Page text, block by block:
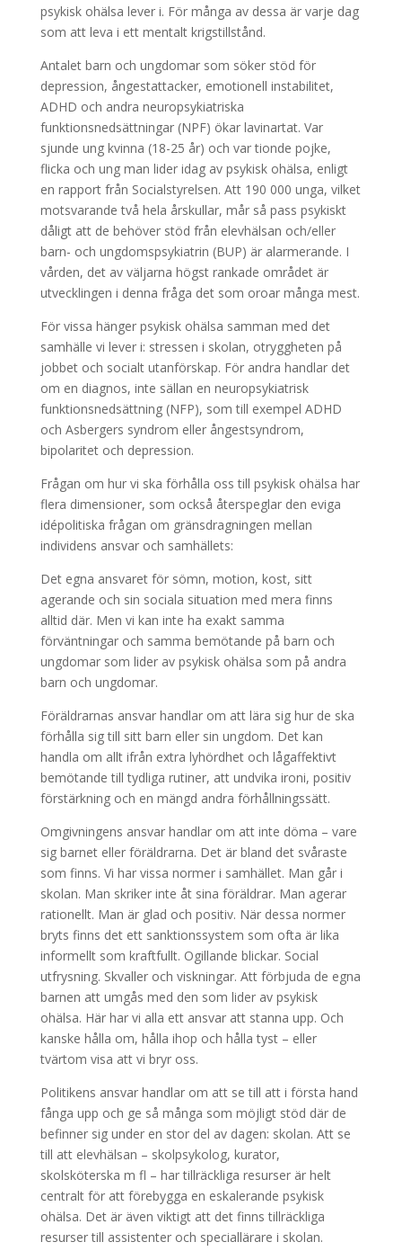
psykisk ohälsa lever i. För många av dessa är varje dag
som att leva i ett mentalt krigstillstånd.
Antalet barn och ungdomar som söker stöd för
depression, ångestattacker, emotionell instabilitet,
ADHD och andra neuropsykiatriska
funktionsnedsättningar (NPF) ökar lavinartat. Var
sjunde ung kvinna (18-25 år) och var tionde pojke,
flicka och ung man lider idag av psykisk ohälsa, enligt
en rapport från Socialstyrelsen. Att 190 000 unga, vilket
motsvarande två hela årskullar, mår så pass psykiskt
dåligt att de behöver stöd från elevhälsan och/eller
barn- och ungdomspsykiatrin (BUP) är alarmerande. I
vården, det av väljarna högst rankade området är
utvecklingen i denna fråga det som oroar många mest.
För vissa hänger psykisk ohälsa samman med det
samhälle vi lever i: stressen i skolan, otryggheten på
jobbet och socialt utanförskap. För andra handlar det
om en diagnos, inte sällan en neuropsykiatrisk
funktionsnedsättning (NFP), som till exempel ADHD
och Asbergers syndrom eller ångestsyndrom,
bipolaritet och depression.
Frågan om hur vi ska förhålla oss till psykisk ohälsa har
flera dimensioner, som också återspeglar den eviga
idépolitiska frågan om gränsdragningen mellan
individens ansvar och samhällets:
Det egna ansvaret för sömn, motion, kost, sitt
agerande och sin sociala situation med mera finns
alltid där. Men vi kan inte ha exakt samma
förväntningar och samma bemötande på barn och
ungdomar som lider av psykisk ohälsa som på andra
barn och ungdomar.
Föräldrarnas ansvar handlar om att lära sig hur de ska
förhålla sig till sitt barn eller sin ungdom. Det kan
handla om allt ifrån extra lyhördhet och lågaffektivt
bemötande till tydliga rutiner, att undvika ironi, positiv
förstärkning och en mängd andra förhållningssätt.
Omgivningens ansvar handlar om att inte döma – vare
sig barnet eller föräldrarna. Det är bland det svåraste
som finns. Vi har vissa normer i samhället. Man går i
skolan. Man skriker inte åt sina föräldrar. Man agerar
rationellt. Man är glad och positiv. När dessa normer
bryts finns det ett sanktionssystem som ofta är lika
informellt som kraftfullt. Ogillande blickar. Social
utfrysning. Skvaller och viskningar. Att förbjuda de egna
barnen att umgås med den som lider av psykisk
ohälsa. Här har vi alla ett ansvar att stanna upp. Och
kanske hålla om, hålla ihop och hålla tyst – eller
tvärtom visa att vi bryr oss.
Politikens ansvar handlar om att se till att i första hand
fånga upp och ge så många som möjligt stöd där de
befinner sig under en stor del av dagen: skolan. Att se
till att elevhälsan – skolpsykolog, kurator,
skolsköterska m fl – har tillräckliga resurser är helt
centralt för att förebygga en eskalerande psykisk
ohälsa. Det är även viktigt att det finns tillräckliga
resurser till assistenter och speciallärare i skolan.